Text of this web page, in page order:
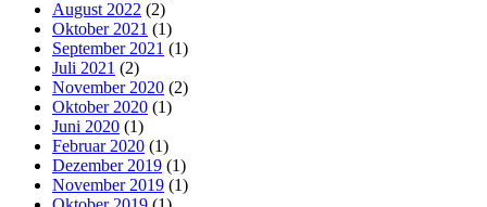
August 2022 (2)
Oktober 2021 (1)
September 2021 (1)
Juli 2021 (2)
November 2020 (2)
Oktober 2020 (1)
Juni 2020 (1)
Februar 2020 (1)
Dezember 2019 (1)
November 2019 (1)